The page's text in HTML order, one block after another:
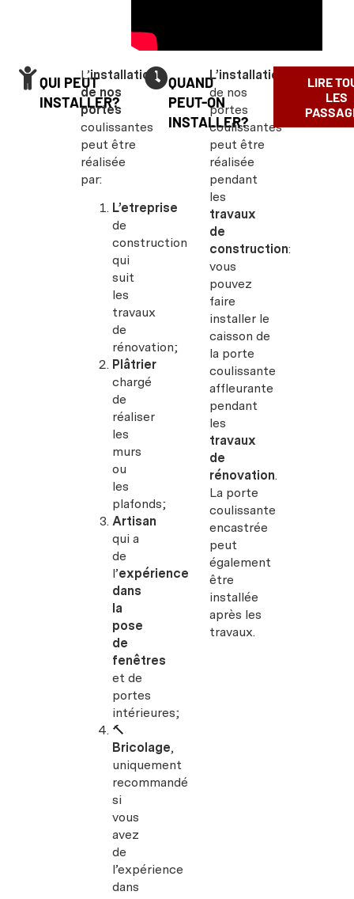
QUI PEUT
INSTALLER?
L’installation
de nos
portes
coulissantes
peut être
réalisée
par:
L’etreprise
de
construction
qui
suit
les
travaux
de
rénovation;
Plâtrier
chargé
de
réaliser
les
murs
ou
les
plafonds;
Artisan
qui a
de
l’expérience
dans
la
pose
de
fenêtres
et de
portes
intérieures;
🔨
Bricolage,
uniquement
recommandé
si
vous
avez
de
l’expérience
dans
QUAND
PEUT-ON
INSTALLER?
L’installation
de nos
portes
coulissantes
peut être
réalisée
pendant
les
travaux
de
construction:
vous
pouvez
faire
installer le
caisson de
la porte
coulissante
affleurante
pendant
les
travaux
de
rénovation.
La porte
coulissante
encastrée
peut
également
être
installée
après les
travaux.
LIRE
LES